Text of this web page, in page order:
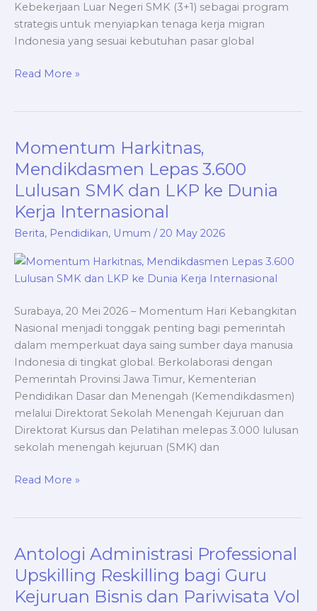
Kebekerjaan Luar Negeri SMK (3+1) sebagai program
strategis untuk menyiapkan tenaga kerja migran
Indonesia yang sesuai kebutuhan pasar global
Read More »
Momentum Harkitnas,
Mendikdasmen Lepas 3.600
Lulusan SMK dan LKP ke Dunia
Kerja Internasional
Berita, Pendidikan, Umum /20 May 2026
Surabaya, 20 Mei 2026 – Momentum Hari Kebangkitan
Nasional menjadi tonggak penting bagi pemerintah
dalam memperkuat daya saing sumber daya manusia
Indonesia di tingkat global. Berkolaborasi dengan
Pemerintah Provinsi Jawa Timur, Kementerian
Pendidikan Dasar dan Menengah (Kemendikdasmen)
melalui Direktorat Sekolah Menengah Kejuruan dan
Direktorat Kursus dan Pelatihan melepas 3.000 lulusan
sekolah menengah kejuruan (SMK) dan
Momentum
Harkitnas,
Mendikdasmen
Lepas
3.600
Lulusan
dan
LKP
Dunia
Kerja
Internasional
Read More »
Antologi Administrasi Professional
Upskilling Reskilling bagi Guru
Kejuruan Bisnis dan Pariwisata Vol
Antologi
Administrasi
Professional
Upskilling